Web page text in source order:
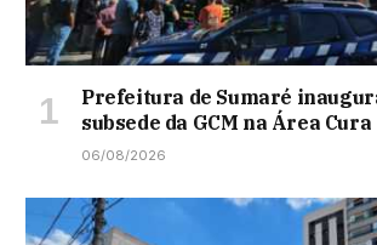
Prefeitura de Sumaré
subsede da GCM na Área Cura
06/08/2026